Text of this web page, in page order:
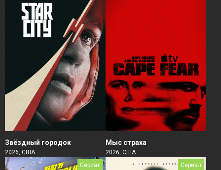
Звёздный городок
2026, США
Мыс страха
2026, США
Сериал
Сериал